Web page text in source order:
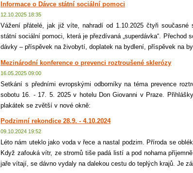
Informace o Dávce státní sociální pomoci
12.10.2025 18:35
Vážení přátelé, jak již víte, nahradí od 1.10.2025 čtyři současné
státní sociální pomoci, která je přezdívaná „superdávka“. Přechod
dávky – příspěvek na živobytí, doplatek na bydlení, příspěvek na
Mezinárodní konference o prevenci roztroušené sklerózy
16.05.2025 09:00
Setkání s předními evropskými odborníky na téma prevence
sobotu 16. - 17. 5. 2025 v hotelu Don Giovanni v Praze.
plakátek se zvětší v nové okně:
Podzimní rekondice 28.9. - 4.10.2024
09.10.2024 19:52
Léto nám uteklo jako voda v řece a nastal podzim. Příroda se
Když zafouká vítr, ze stromů tiše padá listí a pod nohama
jaře vítají, se dávno vydaly na dalekou cestu do teplých krajů. Je